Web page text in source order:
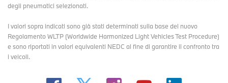
degli pneumatici selezionati.
I valori sopra indicati sono già stati determinati sulla base del nuovo
Regolamento WLTP (Worldwide Harmonized Light Vehicles Test Procedure)
e sono riportati in valori equivalenti NEDC al fine di garantire il confronto tra
i veicoli.